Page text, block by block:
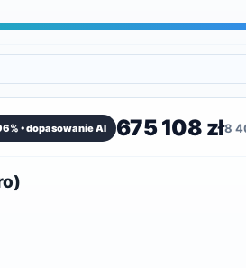
• dopasowanie AI 675 108 zł8